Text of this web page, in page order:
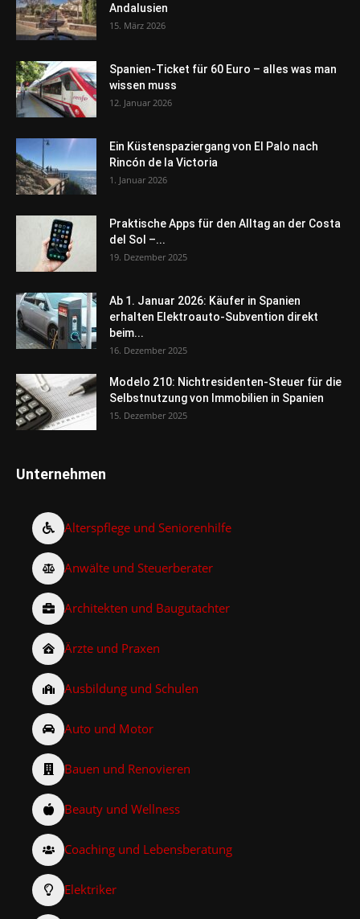
Andalusien
15. März 2026
Spanien-Ticket für 60 Euro – alles was man
wissen muss
12. Januar 2026
Ein Küstenspaziergang von El Palo nach
Rincón de la Victoria
1. Januar 2026
Praktische Apps für den Alltag an der Costa
del Sol –...
19. Dezember 2025
Ab 1. Januar 2026: Käufer in Spanien
erhalten Elektroauto-Subvention direkt
beim...
16. Dezember 2025
Modelo 210: Nichtresidenten-Steuer für die
Selbstnutzung von Immobilien in Spanien
15. Dezember 2025
Unternehmen
Alterspflege und Seniorenhilfe
Anwälte und Steuerberater
Architekten und Baugutachter
Ärzte und Praxen
Ausbildung und Schulen
Auto und Motor
Bauen und Renovieren
Beauty und Wellness
Coaching und Lebensberatung
Elektriker